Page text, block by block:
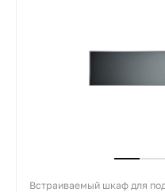
Встраиваемый шкаф для